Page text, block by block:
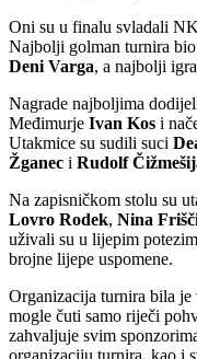
Oni su u finalu svladali
Najbolji golman turnira
Deni Varga, a najbolji
Nagrade najboljima
Međimurje Ivan Kos i
Utakmice su sudili suci
Žganec i Rudolf
Na zapisničkom stolu su
Lovro Rodek, Nina
uživali su u lijepim
brojne lijepe uspomene.
Organizacija turnira bila je
mogle čuti samo riječi
zahvaljuje svim
organizaciju turnira, kao i